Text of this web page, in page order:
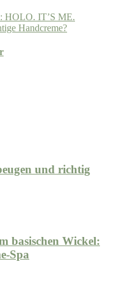
HOLO. IT’S ME.
Handcreme?
und richtig
basischen Wickel:
Spa